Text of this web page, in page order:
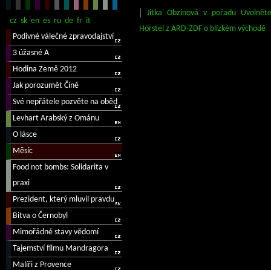
Jitka Obzinová v pořadu
Hörstel z ARD-ZDF o blízkém východě